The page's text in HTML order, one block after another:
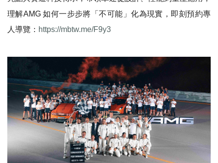
理解AMG 如何一步步將「不可能」化為現實，即刻預約專
人導覽： https://mbtw.me/F9y3